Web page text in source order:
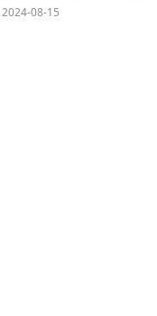
2024-08-15